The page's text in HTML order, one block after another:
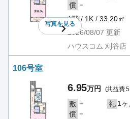
写真を見る
償 －
1階 / 1K / 33.20㎡
2026/08/07 更新
ハウスコム 刈谷店
106号室
6.95万円 (共益費
敷 － 礼 1ヶ
償 －